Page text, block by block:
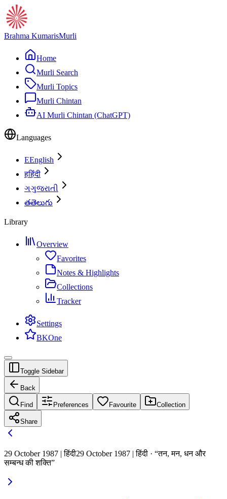
Brahma KumarisMurli
Home
Murli Search
Murli Topics
Murli Chintan
AI Murli Chintan (ChatGPT)
Languages
EEnglish
हहिंदी
ગગુજરાતી
తతెలుగు
Library
Overview
Favorites
Notes & Highlights
Collections
Tracker
Settings
BKOne
Toggle Sidebar
Back
Find Preferences Favourite Collection
Share
29 October 1987 | हिंदी29 October 1987 | हिंदी · “तन, मन, धन और
सम्बन्ध की शक्ति”